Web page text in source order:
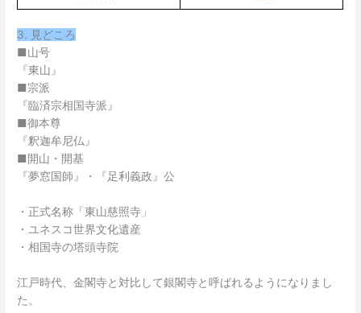
3. 見どころ
■山号
『東山』
■宗派
『臨済宗相国寺派』
■御本尊
『釈迦牟尼仏』
■開山・開基
『夢窓国師』・『足利義政』公
・正式名称「東山慈照寺」
・ユネスコ世界文化遺産
・相国寺の塔頭寺院
江戸時代、金閣寺と対比して銀閣寺と呼ばれるようになりまし
た。